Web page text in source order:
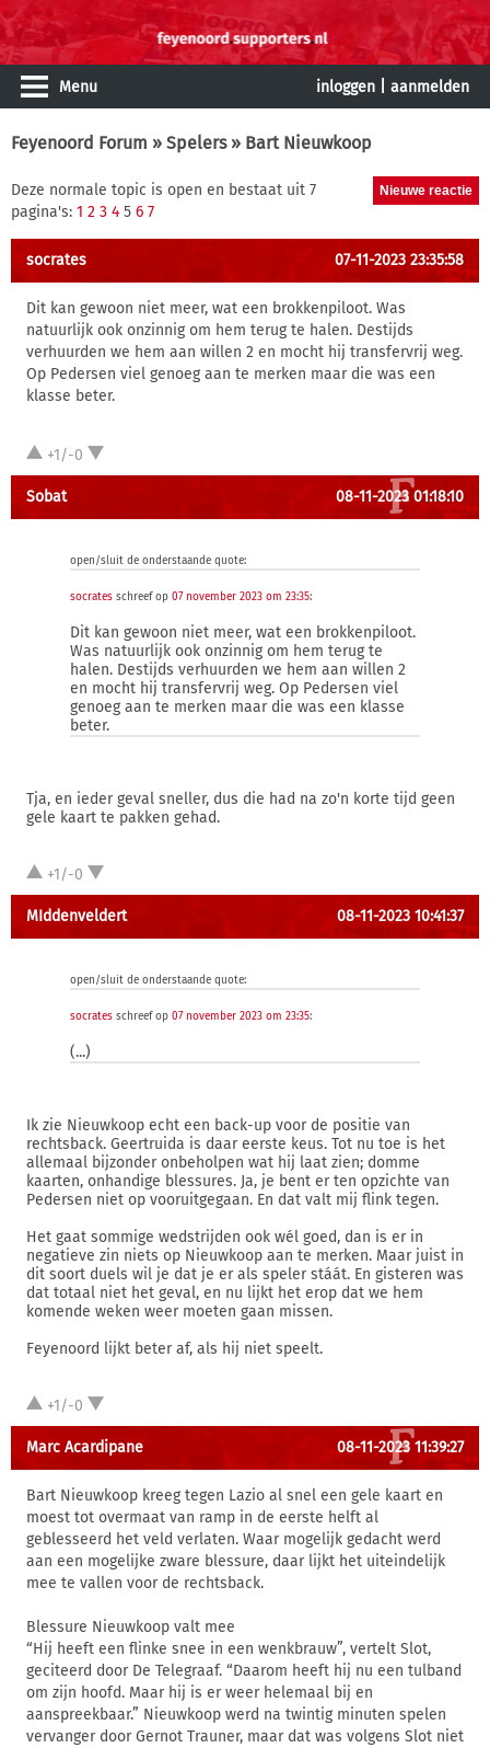
Menu inloggen aanmelden
Feyenoord Forum » Spelers» Bart Nieuwkoop
Deze normale topic is open en bestaat uit 7
pagina's: 1 2 3 4 5 6 7
socrates 07-11-2023 23:35:58
Dit kan gewoon niet meer, wat een brokkenpiloot. Was
natuurlijk ook onzinnig om hem terug te halen. Destijds
verhuurden we hem aan willen 2 en mocht hij transfervrij weg.
Op Pedersen viel genoeg aan te merken maar die was een
klasse beter.
+1/-0
Sobat 08-11-2023 01:18:10
open/sluit de onderstaande quote:
socrates schreef op 07 november 2023 om 23:35:
Dit kan gewoon niet meer, wat een brokkenpiloot.
Was natuurlijk ook onzinnig om hem terug te
halen. Destijds verhuurden we hem aan willen 2
en mocht hij transfervrij weg. Op Pedersen viel
genoeg aan te merken maar die was een klasse
beter.
Tja, en ieder geval sneller, dus die had na zo'n korte tijd geen
gele kaart te pakken gehad.
+1/-0
MIddenveldert 08-11-2023 10:41:37
open/sluit de onderstaande quote:
socrates schreef op 07 november 2023 om 23:35:
(...)
Ik zie Nieuwkoop echt een back-up voor de positie van
rechtsback. Geertruida is daar eerste keus. Tot nu toe is het
allemaal bijzonder onbeholpen wat hij laat zien; domme
kaarten, onhandige blessures. Ja, je bent er ten opzichte van
Pedersen niet op vooruitgegaan. En dat valt mij flink tegen.
Het gaat sommige wedstrijden ook wél goed, dan is er in
negatieve zin niets op Nieuwkoop aan te merken. Maar juist in
dit soort duels wil je dat je er als speler stáát. En gisteren was
dat totaal niet het geval, en nu lijkt het erop dat we hem
komende weken weer moeten gaan missen.
Feyenoord lijkt beter af, als hij niet speelt.
+1/-0
Marc Acardipane 08-11-2023 11:39:27
Bart Nieuwkoop kreeg tegen Lazio al snel een gele kaart en
moest tot overmaat van ramp in de eerste helft al
geblesseerd het veld verlaten. Waar mogelijk gedacht werd
aan een mogelijke zware blessure, daar lijkt het uiteindelijk
mee te vallen voor de rechtsback.
Blessure Nieuwkoop valt mee
“Hij heeft een flinke snee in een wenkbrauw”, vertelt Slot,
geciteerd door De Telegraaf. “Daarom heeft hij nu een tulband
om zijn hoofd. Maar hij is er weer helemaal bij en
aanspreekbaar.” Nieuwkoop werd na twintig minuten spelen
vervanger door Gernot Trauner, maar dat was volgens Slot niet